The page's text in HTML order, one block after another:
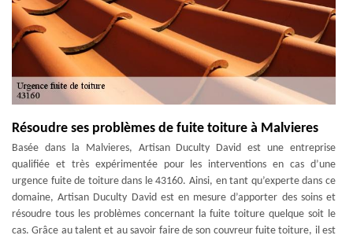
Résoudre ses problèmes de fuite toiture à Malvieres
Basée dans la Malvieres, Artisan Duculty David est une entreprise
qualifiée et très expérimentée pour les interventions en cas d’une
urgence fuite de toiture dans le 43160. Ainsi, en tant qu’experte dans ce
domaine, Artisan Duculty David est en mesure d’apporter des soins et
résoudre tous les problèmes concernant la fuite toiture quelque soit le
cas. Grâce au talent et au savoir faire de son couvreur fuite toiture, il est